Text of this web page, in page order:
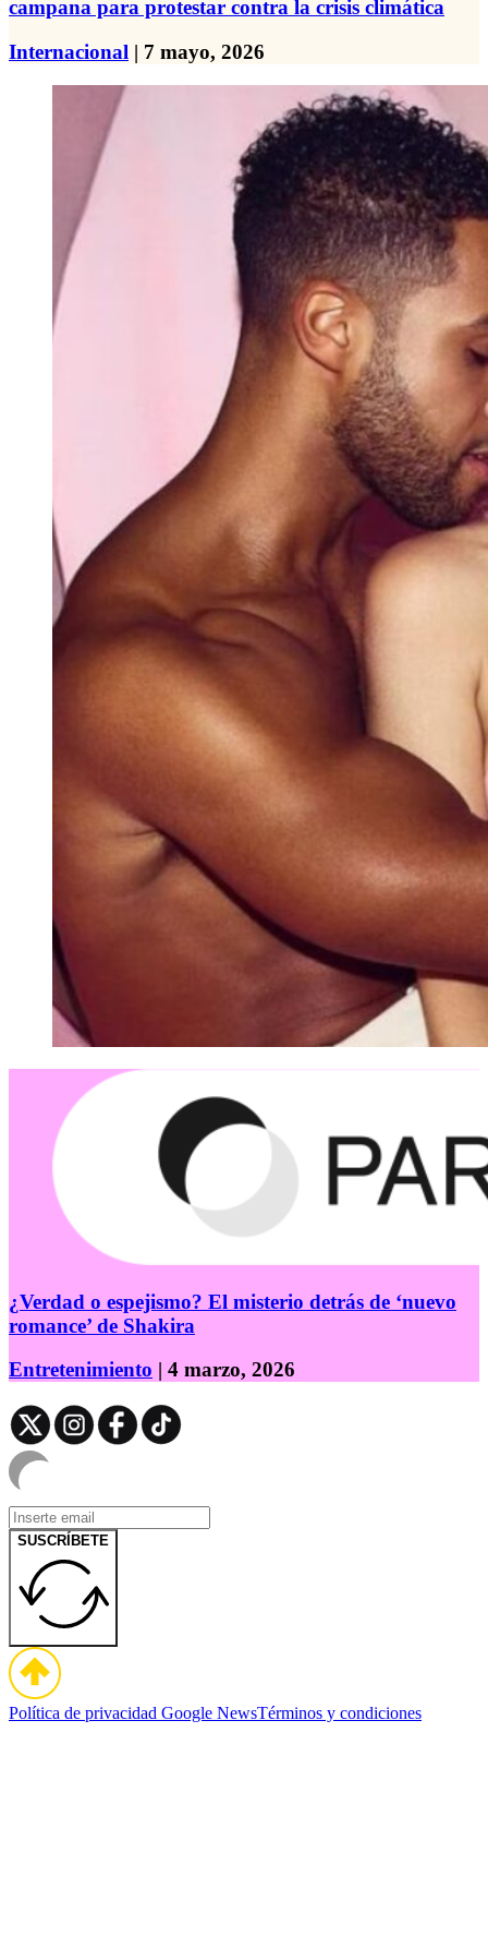
campana para protestar contra la crisis climática
Internacional | 7 mayo, 2026
¿Verdad o espejismo? El misterio detrás de ‘nuevo
romance’ de Shakira
Entretenimiento | 4 marzo, 2026
SUSCRÍBETE
Política de privacidad Google NewsTérminos y condiciones